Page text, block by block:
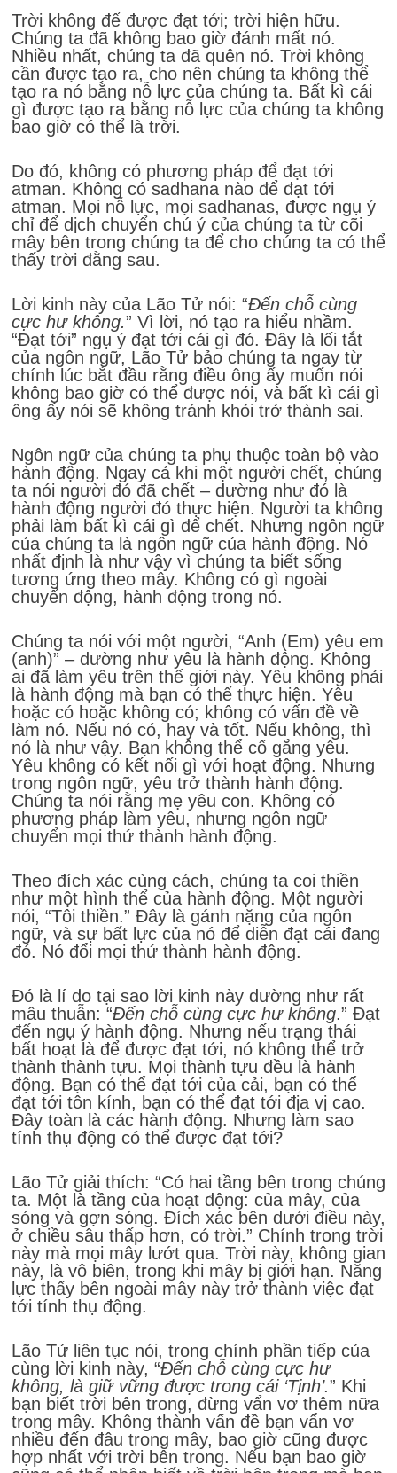
Trời không để được đạt tới; trời hiện hữu.
Chúng ta đã không bao giờ đánh mất nó.
Nhiều nhất, chúng ta đã quên nó. Trời không
cần được tạo ra, cho nên chúng ta không thể
tạo ra nó bằng nỗ lực của chúng ta. Bất kì cái
gì được tạo ra bằng nỗ lực của chúng ta không
bao giờ có thể là trời.
Do đó, không có phương pháp để đạt tới
atman. Không có sadhana nào để đạt tới
atman. Mọi nỗ lực, mọi sadhanas, được ngụ ý
chỉ để dịch chuyển chú ý của chúng ta từ cõi
mây bên trong chúng ta để cho chúng ta có thể
thấy trời đằng sau.
Lời kinh này của Lão Tử nói: “Đến chỗ cùng
cực hư không.” Vì lời, nó tạo ra hiểu nhầm.
“Đạt tới” ngụ ý đạt tới cái gì đó. Đây là lối tắt
của ngôn ngữ, Lão Tử bảo chúng ta ngay từ
chính lúc bắt đầu rằng điều ông ấy muốn nói
không bao giờ có thể được nói, và bất kì cái gì
ông ấy nói sẽ không tránh khỏi trở thành sai.
Ngôn ngữ của chúng ta phụ thuộc toàn bộ vào
hành động. Ngay cả khi một người chết, chúng
ta nói người đó đã chết – dường như đó là
hành động người đó thực hiện. Người ta không
phải làm bất kì cái gì để chết. Nhưng ngôn ngữ
của chúng ta là ngôn ngữ của hành động. Nó
nhất định là như vậy vì chúng ta biết sống
tương ứng theo mây. Không có gì ngoài
chuyển động, hành động trong nó.
Chúng ta nói với một người, “Anh (Em) yêu em
(anh)” – dường như yêu là hành động. Không
ai đã làm yêu trên thế giới này. Yêu không phải
là hành động mà bạn có thể thực hiện. Yêu
hoặc có hoặc không có; không có vấn đề về
làm nó. Nếu nó có, hay và tốt. Nếu không, thì
nó là như vậy. Bạn không thể cố gắng yêu.
Yêu không có kết nối gì với hoạt động. Nhưng
trong ngôn ngữ, yêu trở thành hành động.
Chúng ta nói rằng mẹ yêu con. Không có
phương pháp làm yêu, nhưng ngôn ngữ
chuyển mọi thứ thành hành động.
Theo đích xác cùng cách, chúng ta coi thiền
như một hình thể của hành động. Một người
nói, “Tôi thiền.” Đây là gánh nặng của ngôn
ngữ, và sự bất lực của nó để diễn đạt cái đang
đó. Nó đổi mọi thứ thành hành động.
Đó là lí do tại sao lời kinh này dường như rất
mâu thuẫn: “Đến chỗ cùng cực hư không.” Đạt
đến ngụ ý hành động. Nhưng nếu trạng thái
bất hoạt là để được đạt tới, nó không thể trở
thành thành tựu. Mọi thành tựu đều là hành
động. Bạn có thể đạt tới của cải, bạn có thể
đạt tới tôn kính, bạn có thể đạt tới địa vị cao.
Đây toàn là các hành động. Nhưng làm sao
tính thụ động có thể được đạt tới?
Lão Tử giải thích: “Có hai tầng bên trong chúng
ta. Một là tầng của hoạt động: của mây, của
sóng và gợn sóng. Đích xác bên dưới điều này,
ở chiều sâu thấp hơn, có trời.” Chính trong trời
này mà mọi mây lướt qua. Trời này, không gian
này, là vô biên, trong khi mây bị giới hạn. Năng
lực thấy bên ngoài mây này trở thành việc đạt
tới tính thụ động.
Lão Tử liên tục nói, trong chính phần tiếp của
cùng lời kinh này, “Đến chỗ cùng cực hư
không, là giữ vững được trong cái ‘Tịnh’.” Khi
bạn biết trời bên trong, đừng vẩn vơ thêm nữa
trong mây. Không thành vấn đề bạn vẩn vơ
nhiều đến đâu trong mây, bao giờ cũng được
hợp nhất với trời bên trong. Nếu bạn bao giờ